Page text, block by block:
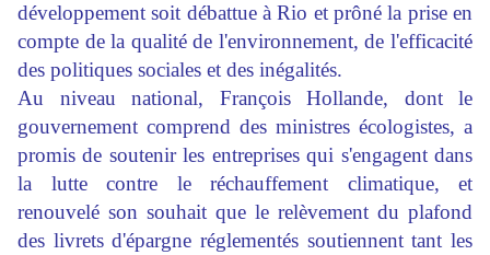
développement soit débattue à Rio et prôné la prise en
compte de la qualité de l'environnement, de l'efficacité
des politiques sociales et des inégalités.
Au niveau national, François Hollande, dont le
gouvernement comprend des ministres écologistes, a
promis de soutenir les entreprises qui s'engagent dans
la lutte contre le réchauffement climatique, et
renouvelé son souhait que le relèvement du plafond
des livrets d'épargne réglementés soutiennent tant les